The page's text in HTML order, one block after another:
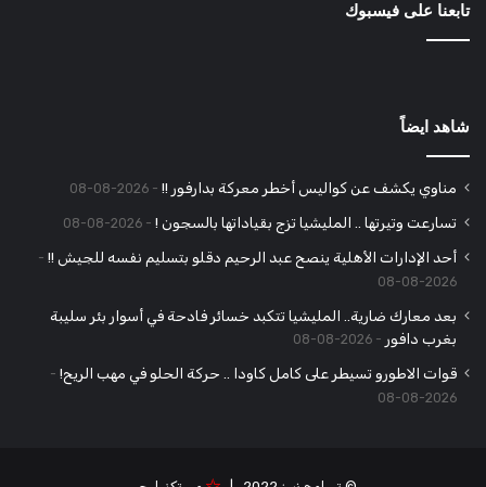
تابعنا على فيسبوك
شاهد ايضاً
مناوي يكشف عن كواليس أخطر معركة بدارفور !! 2026-08-08
تسارعت وتيرتها .. المليشيا تزج بقياداتها بالسجون ! 2026-08-08
أحد الإدارات الأهلية ينصح عبد الرحيم دقلو بتسليم نفسه للجيش !!
2026-08-08
بعد معارك ضارية.. المليشيا تتكبد خسائر فادحة في أسوار بئر سليبة
بغرب دافور
2026-08-08
قوات الاطورو تسيطر على كامل كاودا .. حركة الحلو في مهب الريح!
2026-08-08